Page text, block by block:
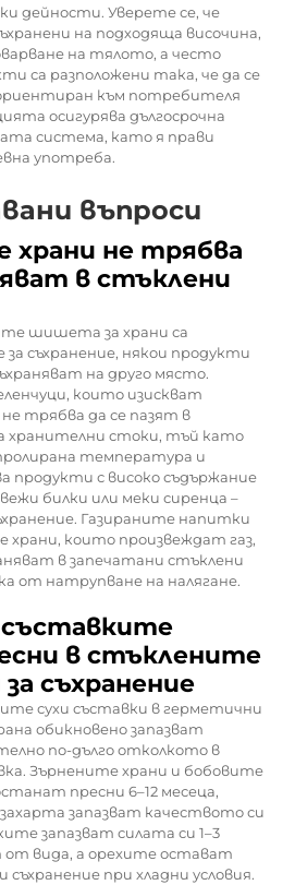
дейности. Уверете се, че
на подходяща височина,
на тялото, а често
са разположени така, че да се
към потребителя
осигурява дългосрочна
система, като я прави
употреба.
въпроси
храни не трябва
в стъклени
шишета за храни са
съхранение, някои продукти
на друго място.
които изискват
не трябва да се пазят в
хранителни стоки, тъй като
температура и
продукти с високо съдържание
билки или меки сиренца –
Газираните напитки
които произвеждат газ,
в запечатани стъклени
от натрупване на налягане.
съставките
в стъклените
съхранение
сухи съставки в герметични
обикновено запазват
по-дълго отколкото в
Зърнените храни и бобовите
пресни 6–12 месеца,
запазват качеството си
запазват силата си 1–3
от вида, а орехите остават
съхранение при хладни условия.